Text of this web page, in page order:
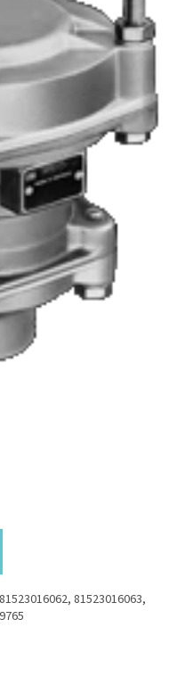
81523016063,